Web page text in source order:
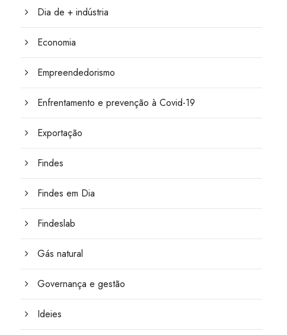
Dia de + indústria
Economia
Empreendedorismo
Enfrentamento e prevenção à Covid-19
Exportação
Findes
Findes em Dia
Findeslab
Gás natural
Governança e gestão
Ideies